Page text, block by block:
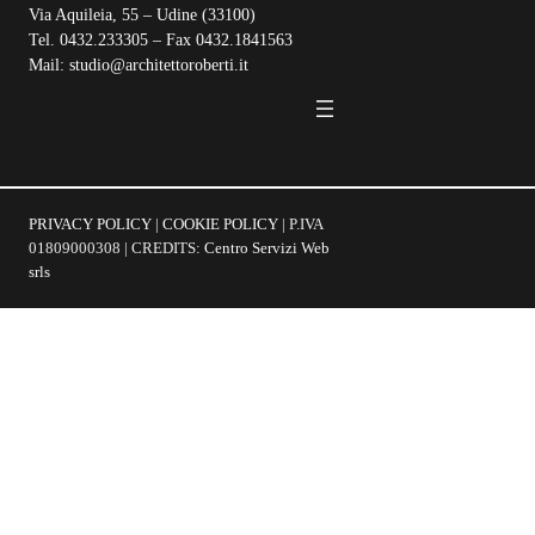
Via Aquileia, 55 – Udine (33100)
Tel. 0432.233305 – Fax 0432.1841563
Mail: studio@architettoroberti.it
PRIVACY POLICY | COOKIE POLICY | P.IVA
01809000308 | CREDITS: Centro Servizi Web
srls